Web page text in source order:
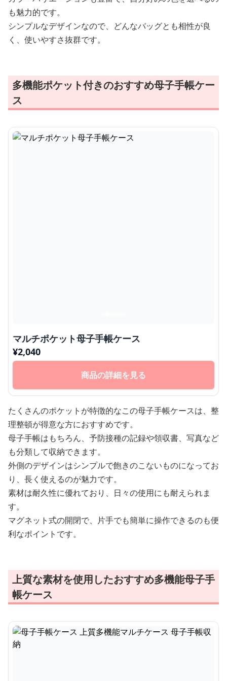
も魅力的です。
シンプルなデザインなので、どんなバッグとも相性が良
く、使いやすさ抜群です。
多機能ポケット付きのおすすめ母子手帳ケー
ス
マルチポケット母子手帳ケース
¥2,040
商品の詳細を見る
たくさんのポケットが特徴的なこの母子手帳ケースは、整
理整頓が得意な方におすすめです。
母子手帳はもちろん、予防接種の記録や領収書、写真など
も分類して収納できます。
外側のデザインはシンプルで飽きのこないものになってお
り、長く使えるのが魅力です。
素材は耐久性に優れており、日々の使用にも耐えられま
す。
マグネット式の開閉で、片手でも簡単に操作できるのも便
利なポイントです。
上質な素材を使用したおすすめ多機能母子手
帳ケース